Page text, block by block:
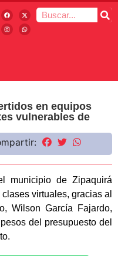
en equipos
vulnerables de
municipio de Zipaquirá
virtuales, gracias al
Wilson García Fajardo,
del presupuesto del